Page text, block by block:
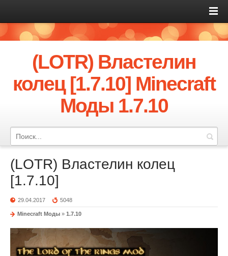
(LOTR) Властелин
колец [1.7.10] Minecraft
Моды 1.7.10
(LOTR) Властелин колец
[1.7.10]
29.04.2017 5048
Minecraft Моды » 1.7.10